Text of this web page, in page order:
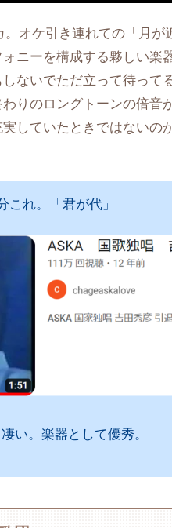
オケ引き連れての「月が
ニーを構成する夥しい楽
ないでただ立って待って
りのロングトーンの倍音
していたときではないの
れ。「君が代」
い。楽器として優秀。